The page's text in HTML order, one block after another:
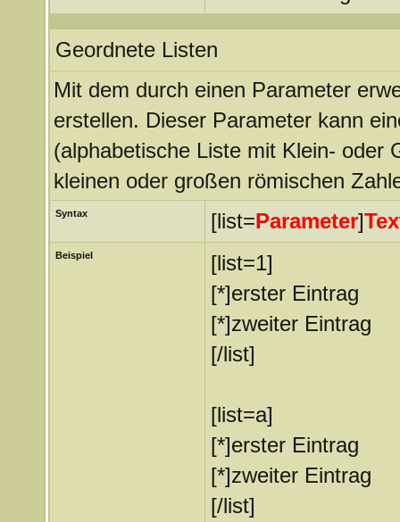
Geordnete Listen
Mit dem durch einen Parameter
erstellen. Dieser Parameter kann
(alphabetische Liste mit Klein- oder
kleinen oder großen römischen
Syntax [list=Parameter]
Beispiel
[list=1]
[*]erster Eintrag
[*]zweiter Eintrag
[/list]
[list=a]
[*]erster Eintrag
[*]zweiter Eintrag
[/list]